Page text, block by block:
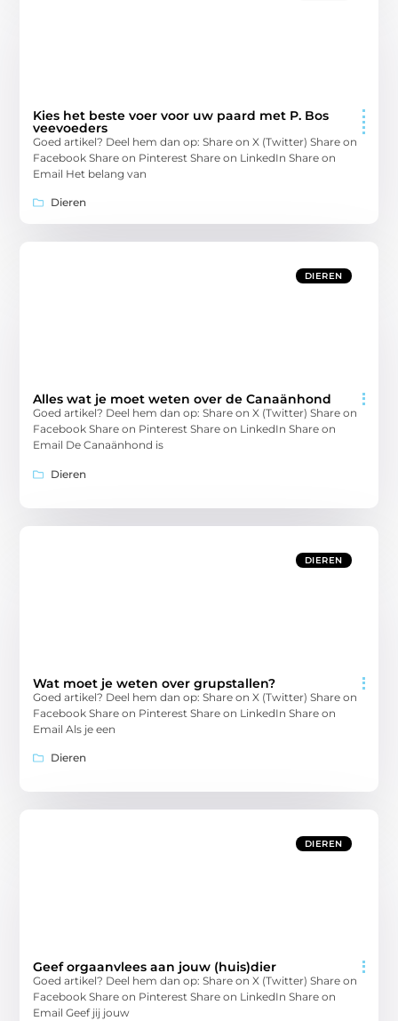
Kies het beste voer voor uw paard met P. Bos
veevoeders
Goed artikel? Deel hem dan op: Share on X (Twitter) Share on
Facebook Share on Pinterest Share on LinkedIn Share on
Email Het belang van
Dieren
DIEREN
Alles wat je moet weten over de Canaänhond
Goed artikel? Deel hem dan op: Share on X (Twitter) Share on
Facebook Share on Pinterest Share on LinkedIn Share on
Email De Canaänhond is
Dieren
DIEREN
Wat moet je weten over grupstallen?
Goed artikel? Deel hem dan op: Share on X (Twitter) Share on
Facebook Share on Pinterest Share on LinkedIn Share on
Email Als je een
Dieren
DIEREN
Geef orgaanvlees aan jouw (huis)dier
Goed artikel? Deel hem dan op: Share on X (Twitter) Share on
Facebook Share on Pinterest Share on LinkedIn Share on
Email Geef jij jouw